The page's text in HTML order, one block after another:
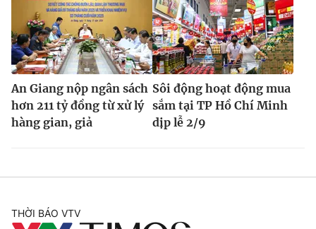
An Giang nộp ngân sách
hơn 211 tỷ đồng từ xử lý
hàng gian, giả
Sôi động hoạt động mua
sắm tại TP Hồ Chí Minh
dịp lễ 2/9
THỜI BÁO VTV